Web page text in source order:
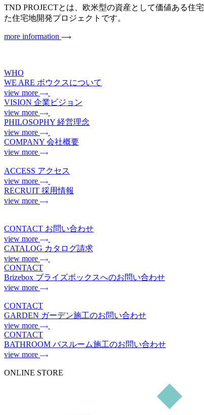
TND PROJECTとは、欧米型の資産として価値ある住
た住宅地開発プロジェクトです。
more information
WHO
WE ARE ボウクスについて
view more
VISION 企業ビジョン
view more
PHILOSOPHY 経営理念
view more
COMPANY 会社概要
view more
ACCESS アクセス
view more
RECRUIT 採用情報
view more
CONTACT お問い合わせ
view more
CATALOG カタログ請求
view more
CONTACT
Brizebox ブライズボックスへのお問い合わせ
view more
CONTACT
GARDEN ガーデン施工のお問い合わせ
view more
CONTACT
BATHROOM バスルーム施工のお問い合わせ
view more
ONLINE STORE